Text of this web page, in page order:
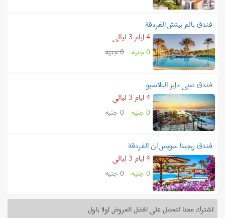
فندق بالم بيتش الغردقة
4 ايام 3 ليالى
0 جنيه
0 جنيه
فندق صنى دايز البلاسيو
4 ايام 3 ليالى
0 جنيه
0 جنيه
فندق ريجينا سويس ان الغردقة
4 ايام 3 ليالى
0 جنيه
0 جنيه
اشترك معنا لتحصل على افضل العروض اولا باول